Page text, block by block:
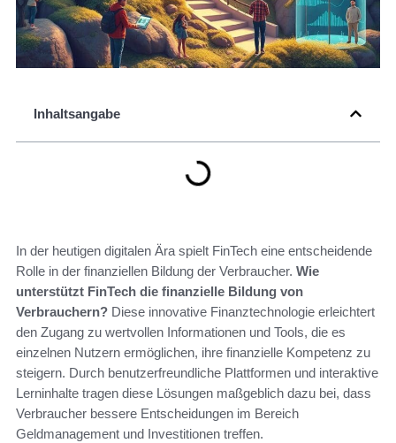
Inhaltsangabe
In der heutigen digitalen Ära spielt FinTech eine entscheidende
Rolle in der finanziellen Bildung der Verbraucher. Wie
unterstützt FinTech die finanzielle Bildung von
Verbrauchern? Diese innovative Finanztechnologie erleichtert
den Zugang zu wertvollen Informationen und Tools, die es
einzelnen Nutzern ermöglichen, ihre finanzielle Kompetenz zu
steigern. Durch benutzerfreundliche Plattformen und interaktive
Lerninhalte tragen diese Lösungen maßgeblich dazu bei, dass
Verbraucher bessere Entscheidungen im Bereich
Geldmanagement und Investitionen treffen.